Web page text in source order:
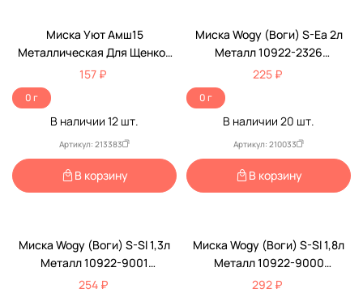
Миска Уют Амш15
Металлическая Для Щенков
390мл 15см
157 ₽
0 г
В наличии 12 шт.
Артикул: 213383
В корзину
Миска Wogy (Воги) S-Ea 2л
Металл 10922-2326
25*15,5см/6,5см
225 ₽
0 г
В наличии 20 шт.
Артикул: 210033
В корзину
Миска Wogy (Воги) S-Sl 1,3л
Металл 10922-9001
18,5*11,5см/6,5см 144г
254 ₽
Миска Wogy (Воги) S-Sl 1,8л
Металл 10922-9000
20,5*13см/7см 192г
292 ₽